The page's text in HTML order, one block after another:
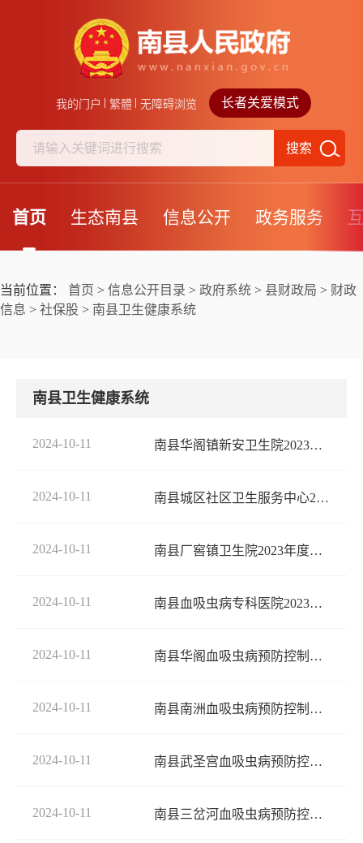
我的门户 繁體 无障碍浏览 长者关爱模式
搜索
首页 生态南县 信息公开 政务服务
当前位置： 首页 > 信息公开目录 > 政府系统 > 县财政局 > 财政
信息 > 社保股 > 南县卫生健康系统
南县卫生健康系统
2024-10-11 南县华阁镇新安卫生院2023年度部门决算
2024-10-11 南县城区社区卫生服务中心2023年度部门决算
2024-10-11 南县厂窖镇卫生院2023年度部门决算
2024-10-11 南县血吸虫病专科医院2023年度部门决算
2024-10-11 南县华阁血吸虫病预防控制站2023年度部门决算
2024-10-11 南县南洲血吸虫病预防控制站2023年度部门决算
2024-10-11 南县武圣宫血吸虫病预防控制站2023年度部门决算
2024-10-11 南县三岔河血吸虫病预防控制站2023年度部门决算